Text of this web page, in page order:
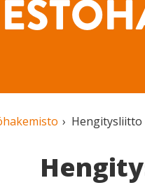
Hengitysliitto